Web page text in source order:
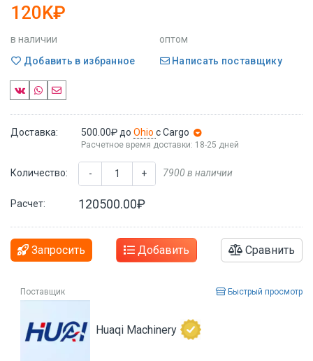
120K₽
в наличии
оптом
Добавить в избранное
Написать поставщику
Доставка: 500.00₽ до Ohio с Cargo
Расчетное время доставки: 18-25 дней
Количество: - + 7900 в наличии
Расчет: 120500.00₽
Запросить Добавить Сравнить
Поставщик Быстрый просмотр
Huaqi Machinery